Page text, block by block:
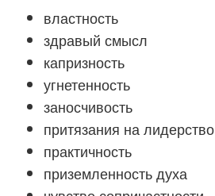
властность
здравый смысл
капризность
угнетенность
заносчивость
притязания на лидерство
практичность
приземленность духа